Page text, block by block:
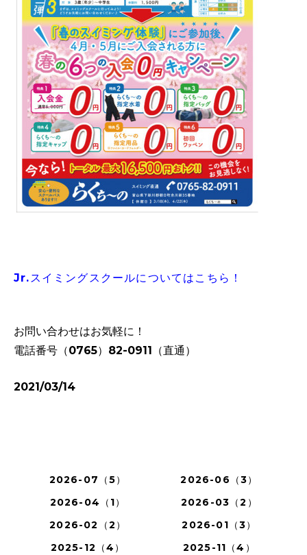
Jr.スイミングスクールについてはこちら！
お問い合わせはお気軽に！
電話番号（0765）82-0911（直通）
2021/03/14
2026-07（5）
2026-06（3）
2026-04（1）
2026-03（2）
2026-02（2）
2026-01（3）
2025-12（4）
2025-11（4）